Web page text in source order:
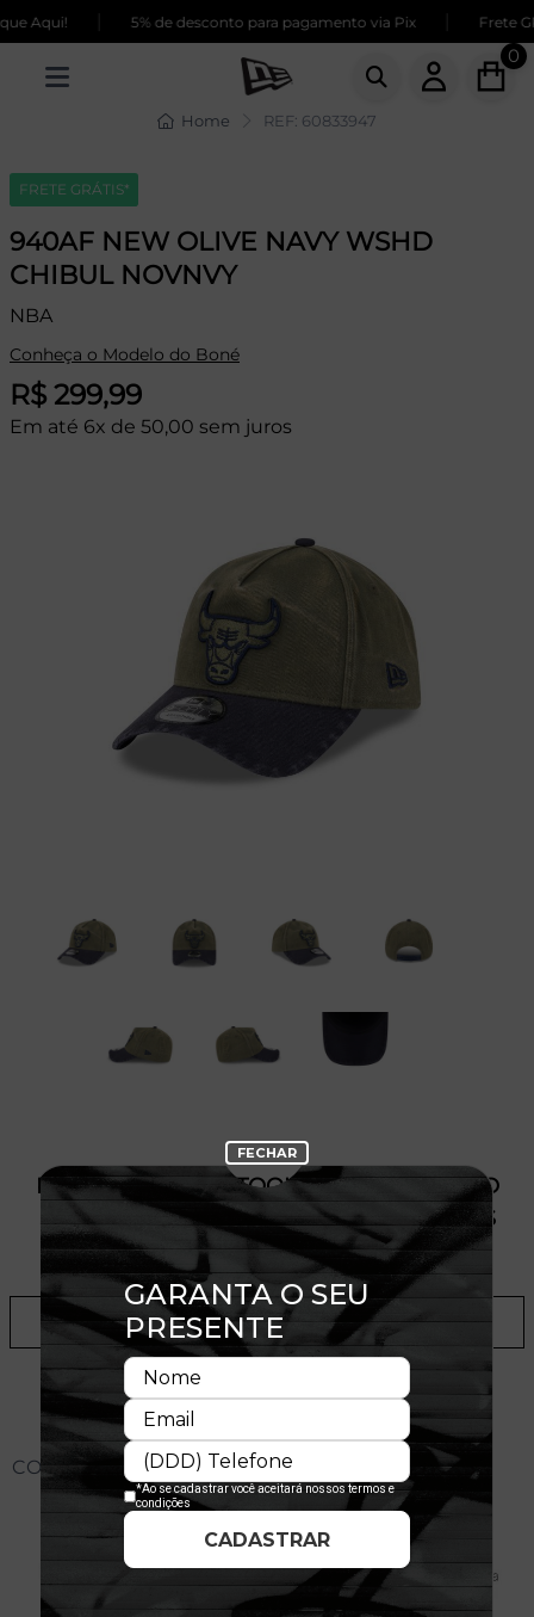
Aqui! 5% de desconto para pagamento via Pix Frete
0
Home REF: 60833947
FRETE GRÁTIS*
940AF NEW OLIVE NAVY WSHD
CHIBUL NOVNVY
NBA
Conheça o Modelo do Boné
R$ 299,99
Em até 6x de 50,00 sem juros
PRODUTO SEM ESTOQUE DÍSPONÍVEL NO
SITE, CONSULTE A DISPONIBILIDADE NAS
LOJAS
ADICIONAR A LISTA DE DESEJOS
CONHEÇA O MODELO DO BONÉ